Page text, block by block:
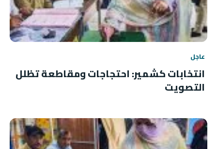
عاجل
انتخابات كشمير: احتجاجات ومقاطعة تظلل
التصويت